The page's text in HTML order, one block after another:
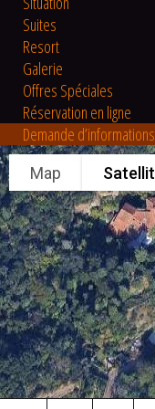
Suites
Resort
Galerie
Offres Spéciales
Réservation en ligne
Demande d’informations